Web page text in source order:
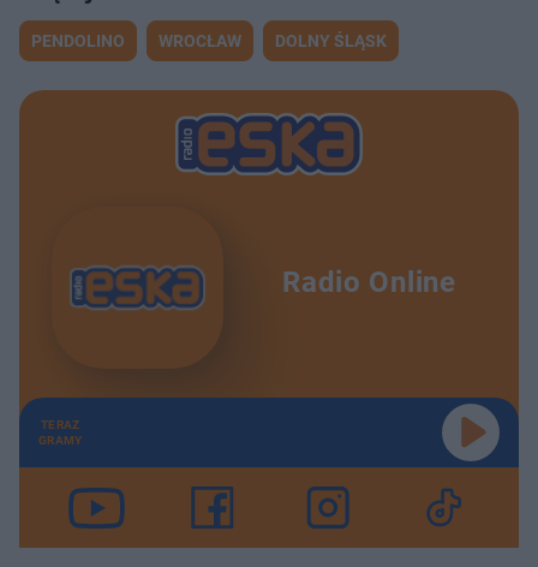
PENDOLINO WROCŁAW DOLNY ŚLĄSK
Radio Online
TERAZ
GRAMY